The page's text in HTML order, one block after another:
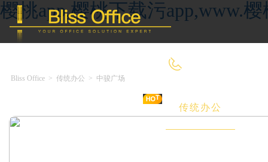
樱桃app,樱桃下载污app,www.
传统办公
Bliss Office > 传统办公 > 中骏广场